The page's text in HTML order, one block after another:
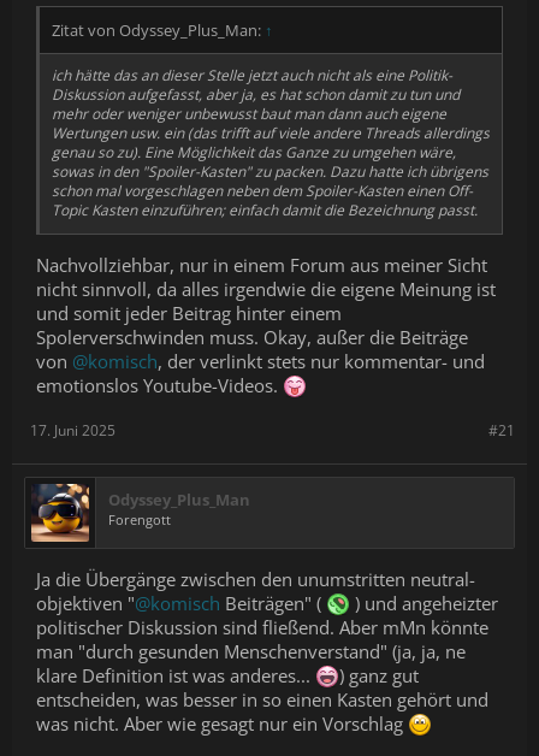
Zitat von Odyssey_Plus_Man: ↑
ich hätte das an dieser Stelle jetzt auch nicht als eine Politik-
Diskussion aufgefasst, aber ja, es hat schon damit zu tun und
mehr oder weniger unbewusst baut man dann auch eigene
Wertungen usw. ein (das trifft auf viele andere Threads allerdings
genau so zu). Eine Möglichkeit das Ganze zu umgehen wäre,
sowas in den "Spoiler-Kasten" zu packen. Dazu hatte ich übrigens
schon mal vorgeschlagen neben dem Spoiler-Kasten einen Off-
Topic Kasten einzuführen; einfach damit die Bezeichnung passt.
Nachvollziehbar, nur in einem Forum aus meiner Sicht
nicht sinnvoll, da alles irgendwie die eigene Meinung ist
und somit jeder Beitrag hinter einem
Spolerverschwinden muss. Okay, außer die Beiträge
von @komisch, der verlinkt stets nur kommentar- und
emotionslos Youtube-Videos.
#21
17. Juni 2025
Odyssey_Plus_Man
Forengott
Ja die Übergänge zwischen den unumstritten neutral-
objektiven "@komisch Beiträgen" (
) und angeheizter
politischer Diskussion sind fließend. Aber mMn könnte
man "durch gesunden Menschenverstand" (ja, ja, ne
klare Definition ist was anderes...
) ganz gut
entscheiden, was besser in so einen Kasten gehört und
was nicht. Aber wie gesagt nur ein Vorschlag